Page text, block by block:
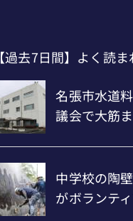
【過去7日間】よく読